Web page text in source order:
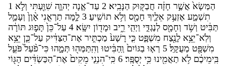
1 המשא אשר חזה חבקוק הנביא 2 עד־אנה יהוה שועתי ולא
תשמע אזעק אליך חמס ולא תושיע 3 למה תראני און ועמל
תביט ושד וחמס לנגדי ויהי ריב ומדון ישא 4 על־כן תפוג תורה
ולא־יצא לנצח משפט כי רשע מכתיר את־הצדיק על־כן יצא
משפט מעקל 5 ראוּ בגוים והביטוּ והתמהוּ תמהוּ כי־פעל֙פעל
בימיכם לא תאמינוּ כי יספר 6 כי־הנני מקים את־הכשדים הגוי